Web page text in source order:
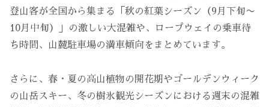
登山客が全国から集まる「秋の紅葉シーズン（9月下旬〜
10月中旬）」の激しい大混雑や、ロープウェイの乗車待
ち時間、山麓駐車場の満車傾向をまとめています。
さらに、春・夏の高山植物の開花期やゴールデンウィーク
の山岳スキー、冬の樹氷観光シーズンにおける週末の混雑